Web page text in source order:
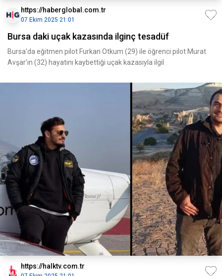
https://haberglobal.com.tr
07 Ekim 2025 21:01
Bursa daki uçak kazasında ilginç tesadüf
Bursa'da eğitmen pilot Furkan Otkum (29) ile öğrenci pilot Murat
Avşar'ın (32) hayatını kaybettiği uçak kazasıyla ilgil
https://halktv.com.tr